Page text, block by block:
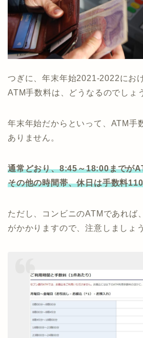
つぎに、年末年始2021-2022にお
ATM手数料は、どうなるのでしょ
年末年始だからといって、ATM手
ありません。
通常どおり、8:45～18:00までが
その他の時間帯、休日は手数料
ただし、コンビニのATMであれば
がかかりますので、注意しましょ